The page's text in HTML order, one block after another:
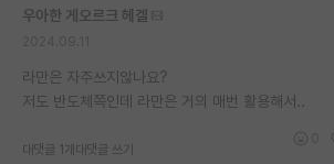
우아한 게오르크 헤겔
라만은 자주쓰지않나요?
저도 반도체쪽인데 라만은 거의 매번 활용해서..
대댓글 1개 대댓글 쓰기